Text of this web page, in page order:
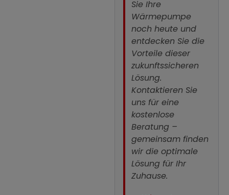
Sie Ihre
Wärmepumpe
noch heute und
entdecken Sie die
Vorteile dieser
zukunftssicheren
Lösung.
Kontaktieren Sie
uns für eine
kostenlose
Beratung –
gemeinsam finden
wir die optimale
Lösung für Ihr
Zuhause.